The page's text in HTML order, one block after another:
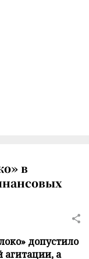
в
допустило
а